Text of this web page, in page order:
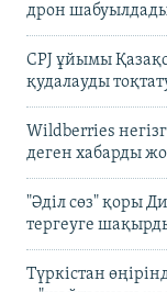
дрон
CPJ ұйымы
қудалауды
Wildberries
деген хабарды
"Әділ сөз" қоры
тергеуге
Түркістан